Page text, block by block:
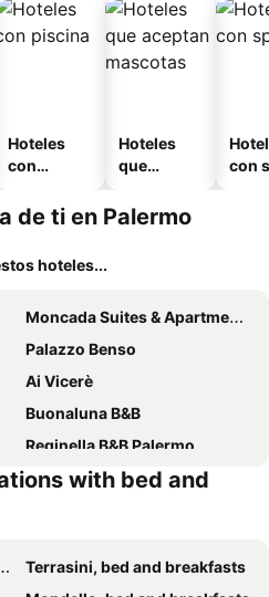
Hoteles
con
Hoteles
que
mascotas
con
de ti en Palermo
hoteles...
Moncada Suites & Apartments
Palazzo Benso
Ai Vicerè
Buonaluna B&B
Reginella B&B Palermo
Locanda Sette Fate SPA e Solarium
with bed and
Terrasini, bed and breakfasts